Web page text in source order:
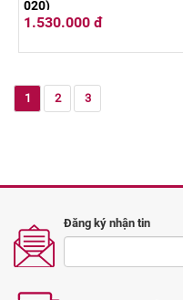
020)
1.530.000 đ
1 2 3
Đăng ký nhận tin